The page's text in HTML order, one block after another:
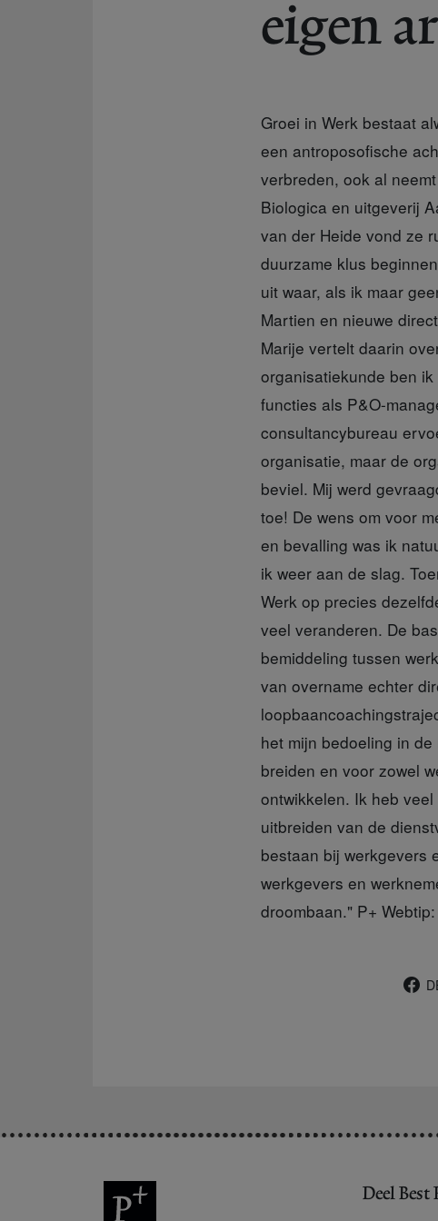
eigen
Groei in Werk bestaat
een antroposofische
verbreden, ook al
Biologica en uitgeverij
van der Heide vond ze
duurzame klus
uit waar, als ik maar
Martien en nieuwe
Marije vertelt daarin
organisatiekunde ben
functies als P&O-
consultancybureau
organisatie, maar de
beviel. Mij werd
toe! De wens om voor
en bevalling was ik
ik weer aan de slag.
Werk op precies
veel veranderen. De
bemiddeling tussen
van overname echter
het mijn bedoeling in
breiden en voor zowel
ontwikkelen. Ik heb
uitbreiden van de
bestaan bij werkgevers
werkgevers en
droombaan." P+ Webtip:
Deel Best